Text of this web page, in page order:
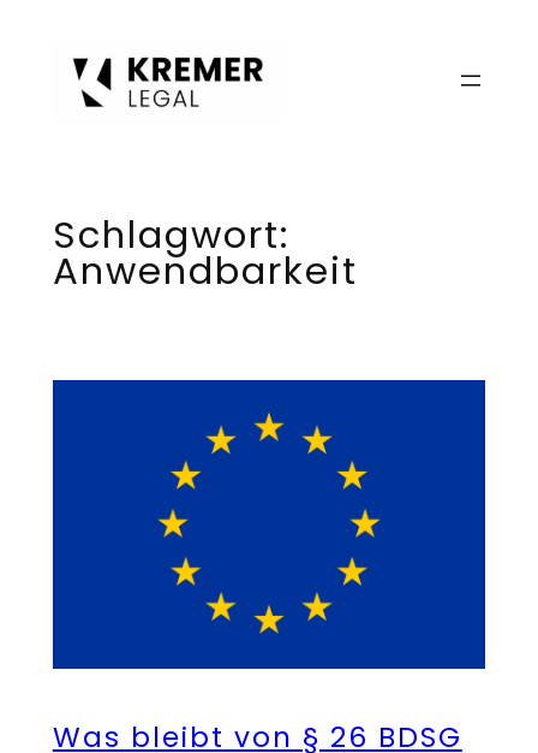
Schlagwort:
Anwendbarkeit
Was bleibt von § 26 BDSG